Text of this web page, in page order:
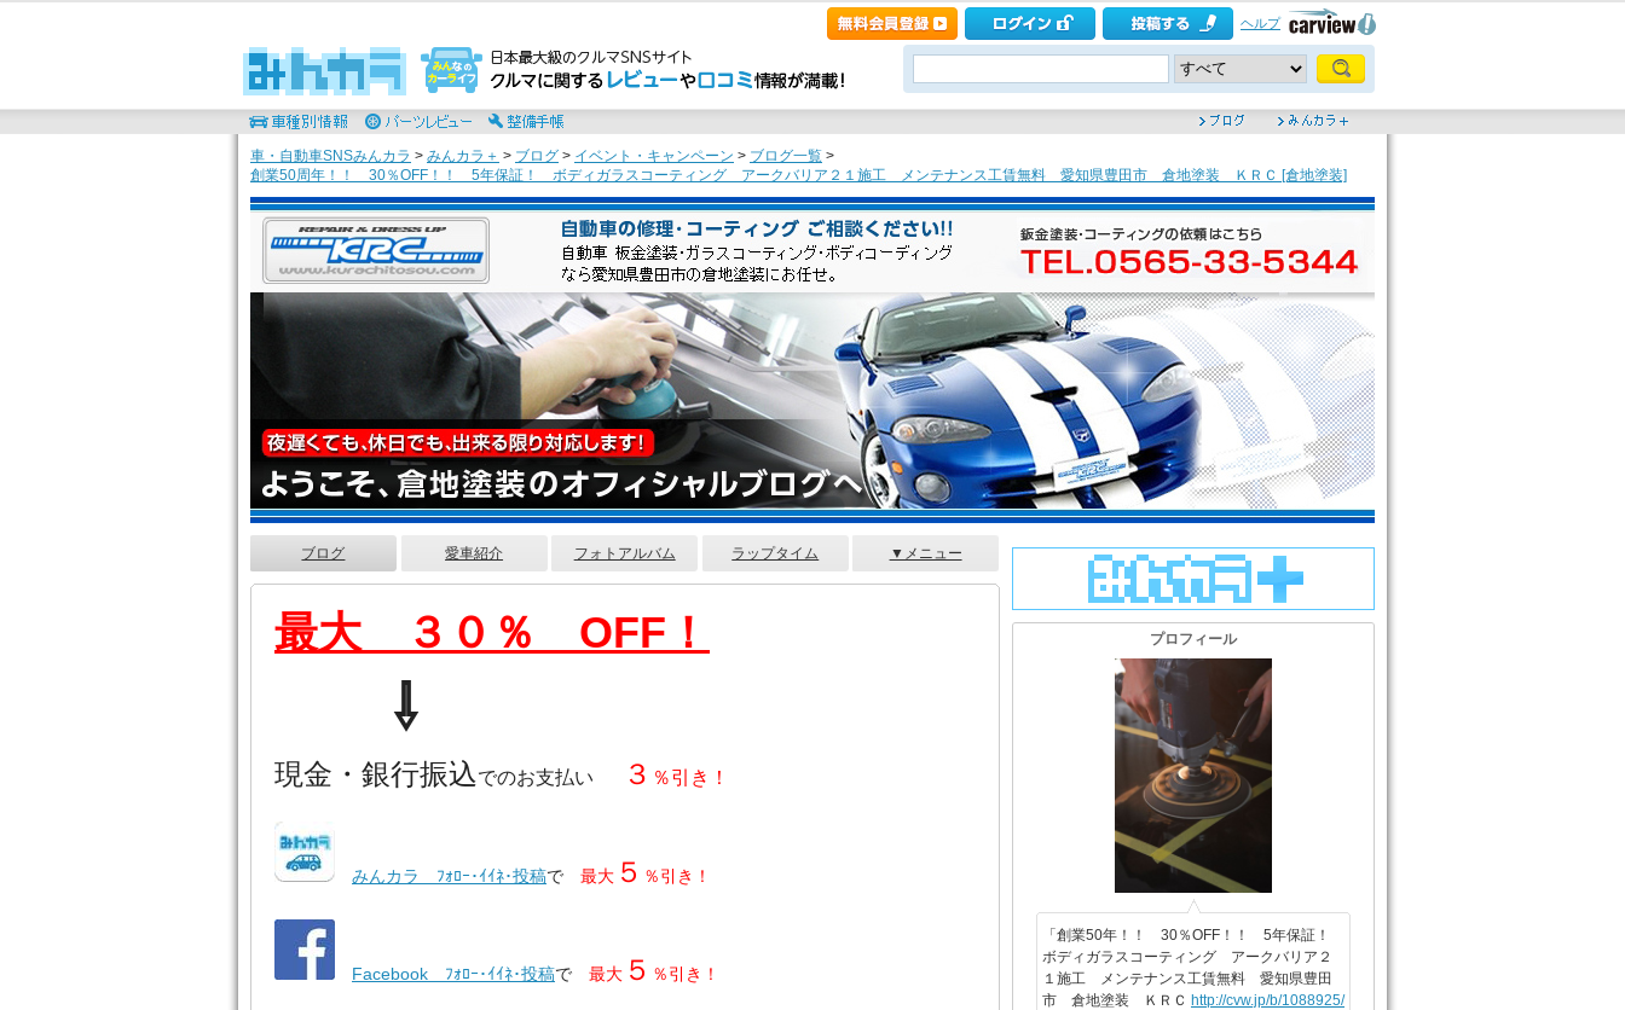
ヘルプ
車・自動車SNSみんカラ > みんカラ＋ > ブログ > イベント・キャンペーン > ブログ一覧 >
創業50周年！！ 30％OFF！！ 5年保証！ ボディガラスコーティング アークバリア２１施工 メンテナンス工賃無料 愛知県豊田市 倉地塗装 ＫＲＣ [倉地塗装]
ブログ 愛車紹介 フォトアルバム ラップタイム ▼メニュー
最大 ３０％ OFF！
⇩
現金・銀行振込でのお支払い ３ ％引き！
みんカラ ﾌｫﾛｰ･ｲｲﾈ･投稿で 最大 ５ ％引き！
Facebook ﾌｫﾛｰ･ｲｲﾈ･投稿で 最大 ５ ％引き！
プロフィール
「創業50年！！ 30％OFF！！ 5年保証！
ボディガラスコーティング アークバリア２
１施工 メンテナンス工賃無料 愛知県豊田
市 倉地塗装 ＫＲＣ http://cvw.jp/b/1088925/